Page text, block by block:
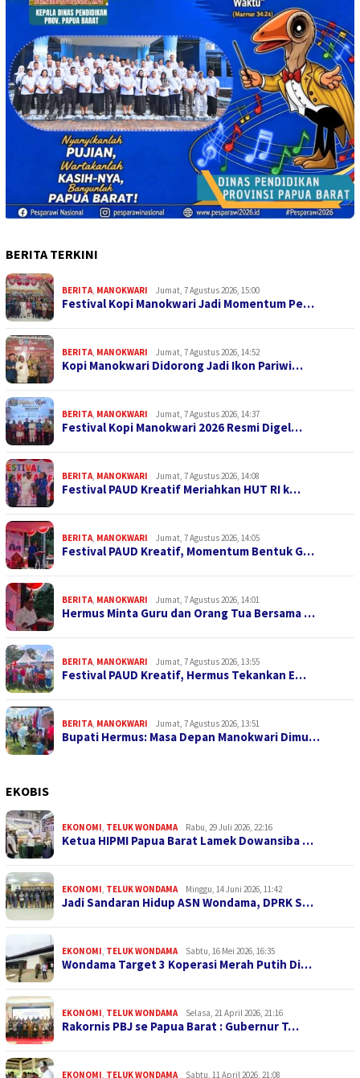
BERITA TERKINI
BERITA MANOKWARI Jumat, 7 Agustus 2026, 15:00
Festival Kopi Manokwari Jadi Momentum Pe…
BERITA MANOKWARI Jumat, 7 Agustus 2026, 14:52
Kopi Manokwari Didorong Jadi Ikon Pariwi…
BERITA MANOKWARI Jumat, 7 Agustus 2026, 14:37
Festival Kopi Manokwari 2026 Resmi Digel…
BERITA MANOKWARI Jumat, 7 Agustus 2026, 14:08
Festival PAUD Kreatif Meriahkan HUT RI k…
BERITA MANOKWARI Jumat, 7 Agustus 2026, 14:05
Festival PAUD Kreatif, Momentum Bentuk G…
BERITA MANOKWARI Jumat, 7 Agustus 2026, 14:01
Hermus Minta Guru dan Orang Tua Bersama …
BERITA MANOKWARI Jumat, 7 Agustus 2026, 13:55
Festival PAUD Kreatif, Hermus Tekankan E…
BERITA MANOKWARI Jumat, 7 Agustus 2026, 13:51
Bupati Hermus: Masa Depan Manokwari Dimu…
EKOBIS
EKONOMI TELUK WONDAMA Rabu, 29 Juli 2026, 22:16
Ketua HIPMI Papua Barat Lamek Dowansiba …
EKONOMI TELUK WONDAMA Minggu, 14 Juni 2026, 11:42
Jadi Sandaran Hidup ASN Wondama, DPRK S…
EKONOMI TELUK WONDAMA Sabtu, 16 Mei 2026, 16:35
Wondama Target 3 Koperasi Merah Putih Di…
EKONOMI TELUK WONDAMA Selasa, 21 April 2026, 21:16
Rakornis PBJ se Papua Barat : Gubernur T…
EKONOMI TELUK WONDAMA Sabtu, 11 April 2026, 21:08